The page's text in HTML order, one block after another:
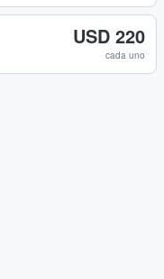
USD 220
cada uno